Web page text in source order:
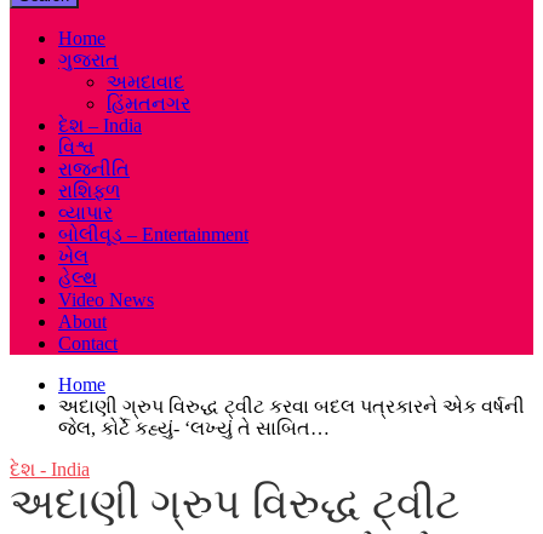
Home
ગુજરાત
અમદાવાદ
હિંમતનગર
દેશ – India
વિશ્વ
રાજનીતિ
રાશિફળ
વ્યાપાર
બોલીવૂડ – Entertainment
ખેલ
હેલ્થ
Video News
About
Contact
Home
અદાણી ગ્રુપ વિરુદ્ધ ટ્વીટ કરવા બદલ પત્રકારને એક વર્ષની
જેલ, કોર્ટે કહ્યું- ‘લખ્યું તે સાબિત…
દેશ - India
અદાણી ગ્રુપ વિરુદ્ધ ટ્વીટ